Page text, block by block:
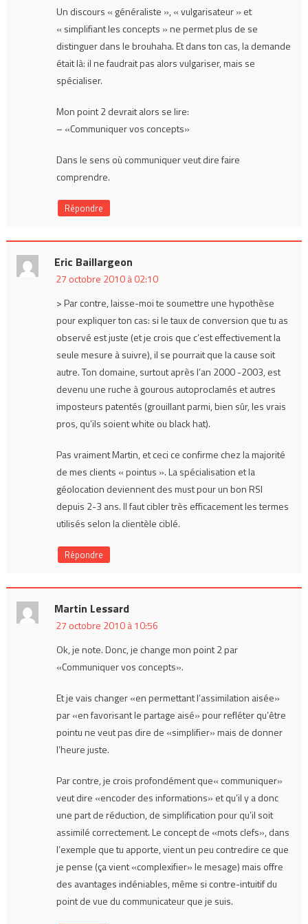
Un discours « généraliste », « vulgarisateur » et
« simplifiant les concepts » ne permet plus de se
distinguer dans le brouhaha. Et dans ton cas, la demande
était là: il ne faudrait pas alors vulgariser, mais se
spécialiser.
Mon point 2 devrait alors se lire:
– «Communiquer vos concepts»
Dans le sens où communiquer veut dire faire
comprendre.
Répondre
Eric Baillargeon
27 octobre 2010 à 02:10
> Par contre, laisse-moi te soumettre une hypothèse
pour expliquer ton cas: si le taux de conversion que tu as
observé est juste (et je crois que c’est effectivement la
seule mesure à suivre), il se pourrait que la cause soit
autre. Ton domaine, surtout après l’an 2000 -2003, est
devenu une ruche à gourous autoproclamés et autres
imposteurs patentés (grouillant parmi, bien sûr, les vrais
pros, qu’ils soient white ou black hat).
Pas vraiment Martin, et ceci ce confirme chez la majorité
de mes clients « pointus ». La spécialisation et la
géolocation deviennent des must pour un bon RSI
depuis 2-3 ans. Il faut cibler très efficacement les termes
utilisés selon la clientèle ciblé.
Répondre
Martin Lessard
27 octobre 2010 à 10:56
Ok, je note. Donc, je change mon point 2 par
«Communiquer vos concepts».
Et je vais changer «en permettant l’assimilation aisée»
par «en favorisant le partage aisé» pour refléter qu’être
pointu ne veut pas dire de «simplifier» mais de donner
l’heure juste.
Par contre, je crois profondément que« communiquer»
veut dire «encoder des informations» et qu’il y a donc
une part de réduction, de simplification pour qu’il soit
assimilé correctement. Le concept de «mots clefs», dans
l’exemple que tu apporte, vient un peu contredire ce que
je pense (ça vient «complexifier» le mesage) mais offre
des avantages indéniables, même si contre-intuitif du
point de vue du communicateur que je suis.